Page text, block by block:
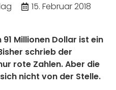
15. Februar 2018
Millionen Dollar ist ein
schrieb der
rote Zahlen. Aber die
nicht von der Stelle.